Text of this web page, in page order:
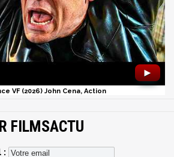
►
VF (2026) John Cena, Action
FILMSACTU
: